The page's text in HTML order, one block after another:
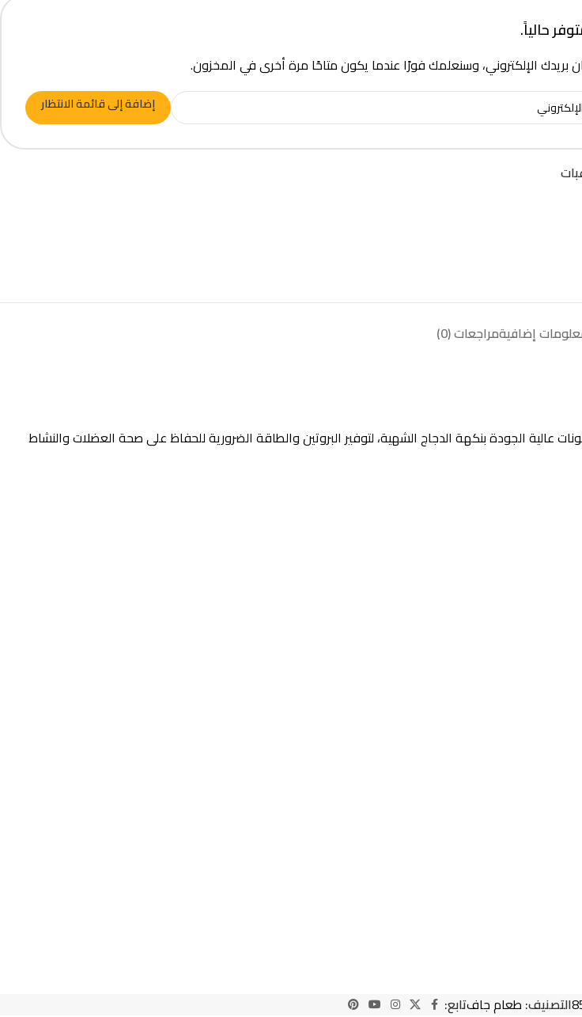
حالياً.
بريدك الإلكتروني، وسنعلمك فورًا عندما يكون متاحًا مرة أخرى في المخزون.
إضافة إلى قائمة الانتظار
إضافيةمراجعات (0)
عالية الجودة بنكهة الدجاج الشهية، لتوفير البروتين والطاقة الضرورية للحفاظ على صحة العضلات والنشاط
التصنيف: طعام جافتابع: